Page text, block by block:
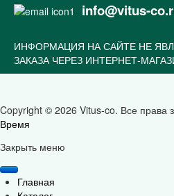
info@vitus-
ИНФОРМАЦИЯ НА САЙТЕ НЕ
ЗАКАЗА ЧЕРЕЗ ИНТЕРНЕТ-
Copyright © 2026 Vitus-co. Все
Время
Закрыть меню
Главная